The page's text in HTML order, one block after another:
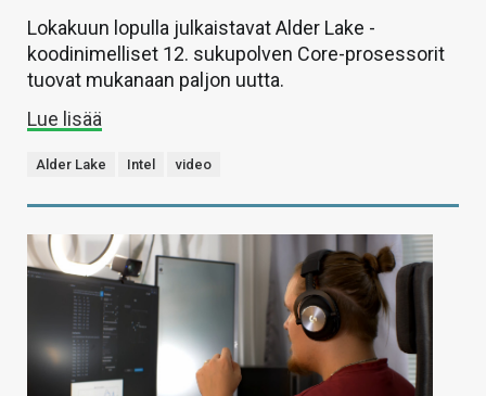
Lokakuun lopulla julkaistavat Alder Lake -
koodinimelliset 12. sukupolven Core-prosessorit
tuovat mukanaan paljon uutta.
Lue lisää
Alder Lake Intel video